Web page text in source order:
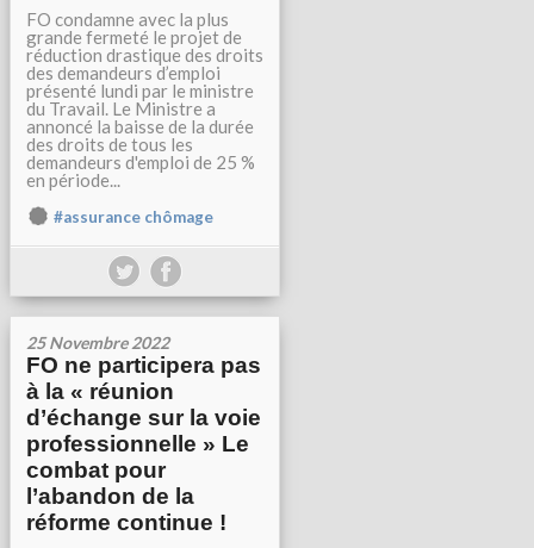
FO condamne avec la plus
grande fermeté le projet de
réduction drastique des droits
des demandeurs d’emploi
présenté lundi par le ministre
du Travail. Le Ministre a
annoncé la baisse de la durée
des droits de tous les
demandeurs d'emploi de 25 %
en période...
#assurance chômage
25 Novembre 2022
FO ne participera pas
à la « réunion
d’échange sur la voie
professionnelle » Le
combat pour
l’abandon de la
réforme continue !